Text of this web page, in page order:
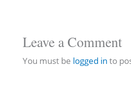
Leave a Comment
You must be logged in to